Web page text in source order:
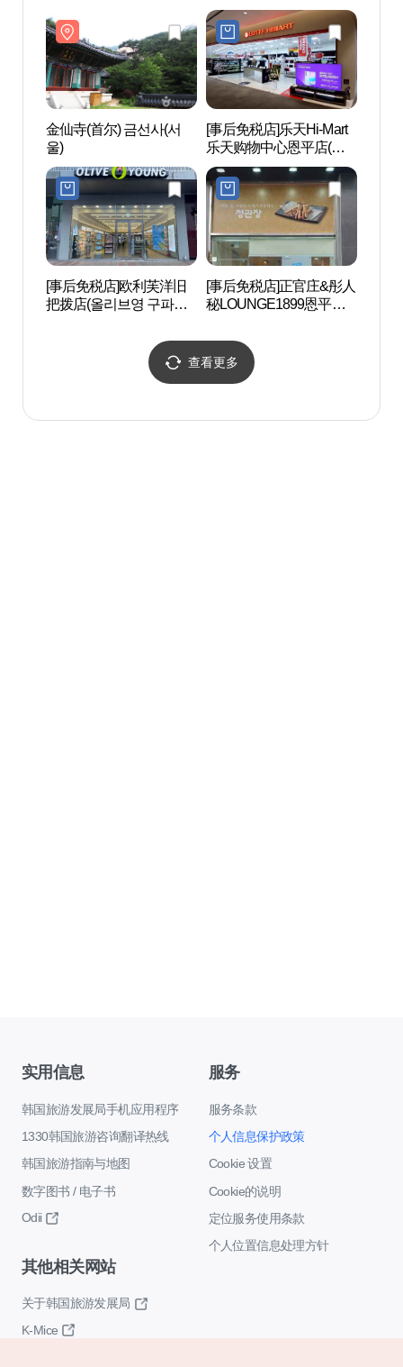
8)
金仙寺(首尔) 금선사(서
울)
[事后免税店]乐天Hi-Mart
乐天购物中心恩平店(롯
데하이마트 롯데몰 은평
점)
[事后免税店]欧利芙洋旧
把拨店(올리브영 구파발
[事后免税店]正官庄&彤人
秘LOUNGE1899恩平新
LOUNGE1899 은평뉴타
운본점)
查看更多
实用信息
韩国旅游发展局手机应用程序
1330韩国旅游咨询翻译热线
韩国旅游指南与地图
数字图书 / 电子书
Odii
服务
服务条款
个人信息保护政策
Cookie 设置
Cookie的说明
定位服务使用条款
个人位置信息处理方针
其他相关网站
关于韩国旅游发展局
K-Mice